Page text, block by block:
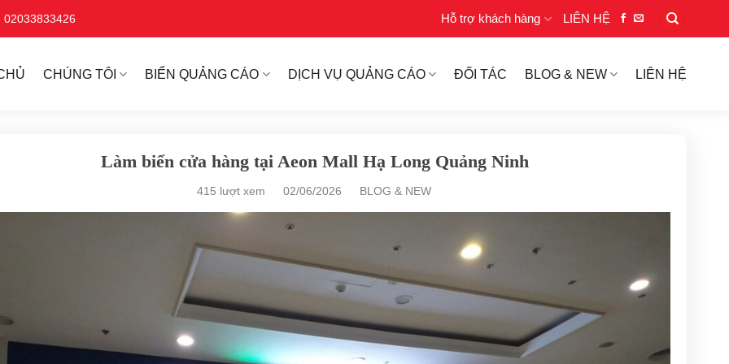
02033833426 Hỗ trợ khách hàng LIÊN HỆ
CHÚNG TÔI BIỂN QUẢNG CÁO DỊCH VỤ QUẢNG CÁO ĐỐI TÁC BLOG & NEW LIÊN HỆ
Làm biển cửa hàng tại Aeon Mall Hạ Long Quảng Ninh
415 lượt xem 02/06/2026 BLOG & NEW